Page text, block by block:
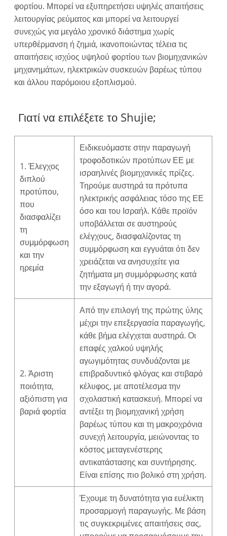
φορτίου. Μπορεί να εξυπηρετήσει υψηλές απαιτήσεις
λειτουργίας ρεύματος και μπορεί να λειτουργεί
συνεχώς για μεγάλο χρονικό διάστημα χωρίς
υπερθέρμανση ή ζημιά, ικανοποιώντας τέλεια τις
απαιτήσεις ισχύος υψηλού φορτίου των βιομηχανικών
μηχανημάτων, ηλεκτρικών συσκευών βαρέως τύπου
και άλλου παρόμοιου εξοπλισμού.
Γιατί να επιλέξετε το Shujie;
1. Έλεγχος
διπλού
προτύπου,
που
διασφαλίζει
τη
συμμόρφωση
και την
ηρεμία
Ειδικευόμαστε στην παραγωγή
τροφοδοτικών προτύπων ΕΕ με
ισραηλινές βιομηχανικές πρίζες.
Τηρούμε αυστηρά τα πρότυπα
ηλεκτρικής ασφάλειας τόσο της ΕΕ
όσο και του Ισραήλ. Κάθε προϊόν
υποβάλλεται σε αυστηρούς
ελέγχους, διασφαλίζοντας τη
συμμόρφωση και εγγυάται ότι δεν
χρειάζεται να ανησυχείτε για
ζητήματα μη συμμόρφωσης κατά
την εξαγωγή ή την αγορά.
2. Άριστη
ποιότητα,
αξιόπιστη για
βαριά φορτία
Από την επιλογή της πρώτης ύλης
μέχρι την επεξεργασία παραγωγής,
κάθε βήμα ελέγχεται αυστηρά. Οι
επαφές χαλκού υψηλής
αγωγιμότητας συνδυάζονται με
επιβραδυντικό φλόγας και στιβαρό
κέλυφος, με αποτέλεσμα την
σχολαστική κατασκευή. Μπορεί να
αντέξει τη βιομηχανική χρήση
βαρέως τύπου και τη μακροχρόνια
συνεχή λειτουργία, μειώνοντας το
κόστος μεταγενέστερης
αντικατάστασης και συντήρησης.
Είναι επίσης πιο βολικό στη χρήση.
Έχουμε τη δυνατότητα για ευέλικτη
προσαρμογή παραγωγής. Με βάση
τις συγκεκριμένες απαιτήσεις σας,